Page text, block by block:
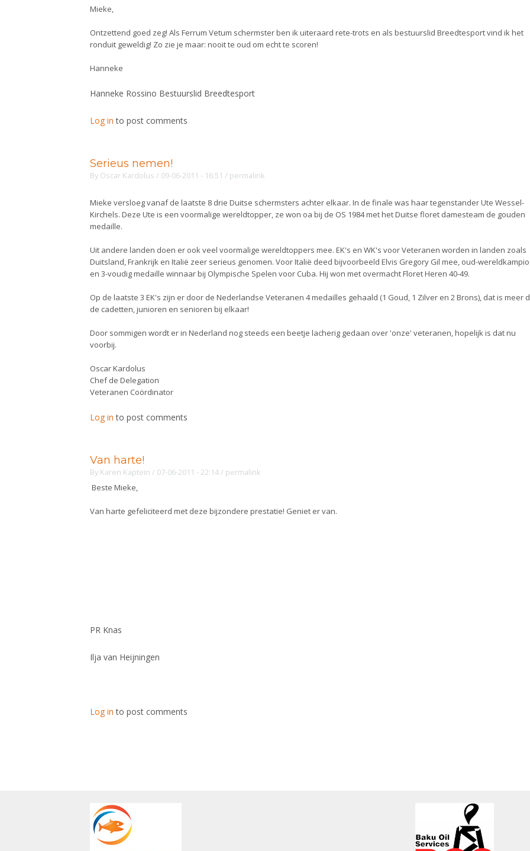
Mieke,
Ontzettend goed zeg! Als Ferrum Vetum schermster ben ik uiteraard rete-trots en als bestuurslid Breedtesport vind ik het
ronduit geweldig! Zo zie je maar: nooit te oud om echt te scoren!
Hanneke
Hanneke Rossino Bestuurslid Breedtesport
Log in to post comments
Serieus nemen!
By Oscar Kardolus / 09-06-2011 - 16:51 / permalink
Mieke versloeg vanaf de laatste 8 drie Duitse schermsters achter elkaar. In de finale was haar tegenstander Ute Wessel-
Kirchels. Deze Ute is een voormalige wereldtopper, ze won oa bij de OS 1984 met het Duitse floret damesteam de gouden
medaille.
Uit andere landen doen er ook veel voormalige wereldtoppers mee. EK's en WK's voor Veteranen worden in landen zoals
Duitsland, Frankrijk en Italië zeer serieus genomen. Voor Italië deed bijvoorbeeld Elvis Gregory Gil mee, oud-
en 3-voudig medaille winnaar bij Olympische Spelen voor Cuba. Hij won met overmacht Floret Heren 40-49.
Op de laatste 3 EK's zijn er door de Nederlandse Veteranen 4 medailles gehaald (1 Goud, 1 Zilver en 2 Brons), dat is meer
de cadetten, junioren en senioren bij elkaar!
Door sommigen wordt er in Nederland nog steeds een beetje lacherig gedaan over 'onze' veteranen, hopelijk is dat nu
voorbij.
Oscar Kardolus
Chef de Delegation
Veteranen Coördinator
Log in to post comments
Van harte!
By Karen Kaptein / 07-06-2011 - 22:14/ permalink
Beste Mieke,
Van harte gefeliciteerd met deze bijzondere prestatie! Geniet er van.
PR Knas
Ilja van Heijningen
Log in to post comments